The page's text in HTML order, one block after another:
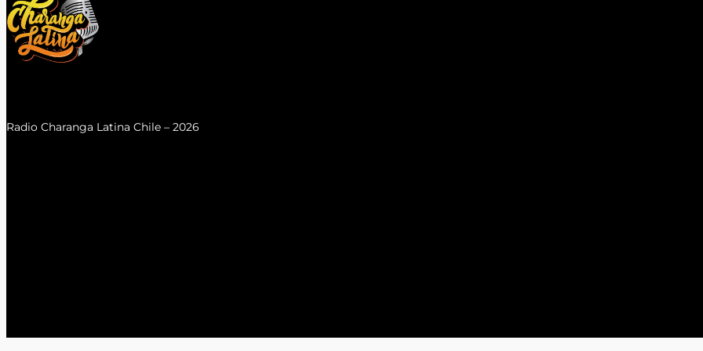
Radio Charanga Latina Chile – 2026